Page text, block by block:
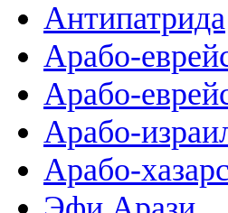
Антипатрида
Арабо-
Арабо-
Арабо-
Арабо-